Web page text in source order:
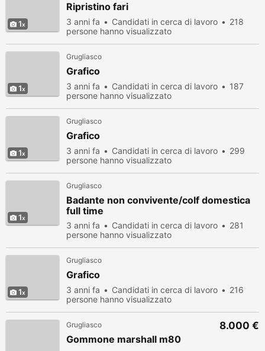
1
Ripristino fari
3 anni fa Candidati in cerca di lavoro
218
persone hanno visualizzato
1
Grugliasco
Grafico
3 anni fa Candidati in cerca di lavoro
187
persone hanno visualizzato
1
Grugliasco
Grafico
3 anni fa Candidati in cerca di lavoro
299
persone hanno visualizzato
1
Grugliasco
Badante non convivente/colf domestica
full time
3 anni fa Candidati in cerca di lavoro
281
persone hanno visualizzato
1
Grugliasco
Grafico
3 anni fa Candidati in cerca di lavoro
216
persone hanno visualizzato
Grugliasco
Gommone marshall m80
8.000 €